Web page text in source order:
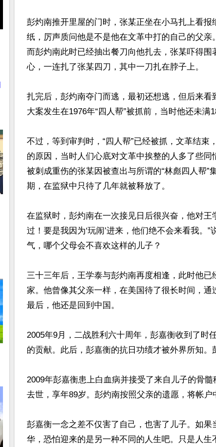
彭灼南推开里屋的门时，张某正坐在小马扎上看
纸，厉声质问他是不是他在文革中打的自己的父亲
而彭灼南此时已经抽出餐刀向他扎去，张某吓得
心，一连扎了张某四刀，其中一刀扎在脖子上。
扎完后，彭灼南夺门而逃，最初还想逃，但后来
大案发生在1976年“四人帮”被抓前，当时他还未满
不过，等到审判时，“四人帮”已经被抓，文革结
的原因，当时人们心底对文革中挨整的人多了些同
被刺成重伤的张某因被查出与所谓的“林彪四人帮”
期，在监狱中只待了几年就被释放了。
在监狱时，彭灼南在一次接见日后很兴奋，他对
过！要是我因为‘玩闹’进来，他们绝不会来看我。
气，哪个父母会不喜欢这样的儿子？
三十三年后，王学泰与彭灼南再度相逢，此时他
家。他曾像其父亲一样，在美国待了很长时间，通
最后，他还是回到中国。
2005年9月，二战胜利六十周年，彭嘉衡收到了时
的贡献。此后，彭嘉衡的抗日功绩才被外界所知。
2009年彭嘉衡患上白血病并接受了来自儿子的骨
去世，享年89岁。‌‌彭灼南按照父亲的遗愿，将帐户中剩余的一万多元捐了出去。
彭嘉衡一念之差不仅害了自己，也害了儿子。如
华，恐怕迎来的是另一种不同的人生吧。只是人生